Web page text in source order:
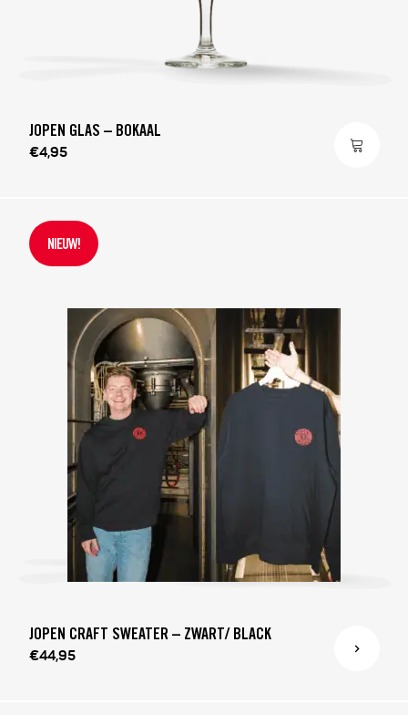
JOPEN GLAS – BOKAAL
€4,95
NIEUW!
JOPEN CRAFT SWEATER – ZWART/ BLACK
€44,95